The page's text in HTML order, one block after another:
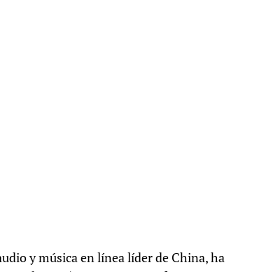
y música en línea líder de China, ha